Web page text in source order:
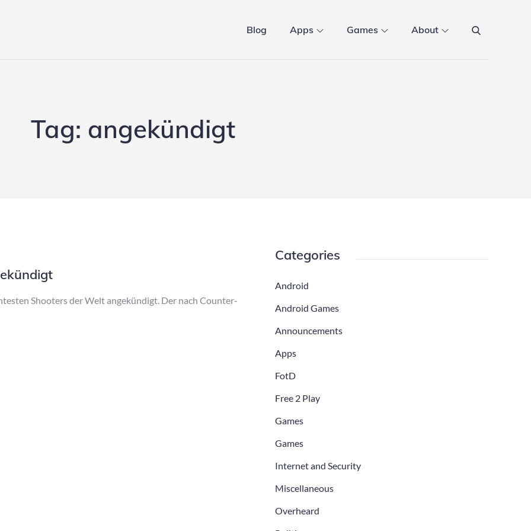
Blog Apps Games About
Tag: angekündigt
Shooters der Welt angekündigt. Der nach Counter-
Categories
Android
Android Games
Announcements
Apps
FotD
Free 2 Play
Games
Games
Internet and Security
Miscellaneous
Overheard